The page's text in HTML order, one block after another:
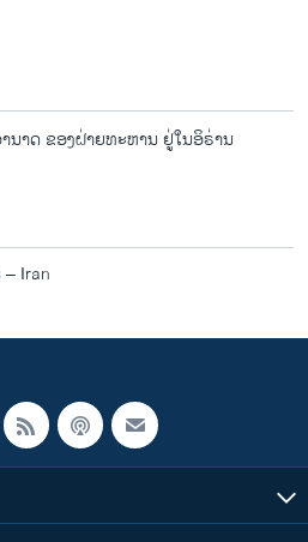
ນາດ ຂອງຝ່າຍທະຫານ ຢູ່ໃນອິຣ່ານ
– Iran